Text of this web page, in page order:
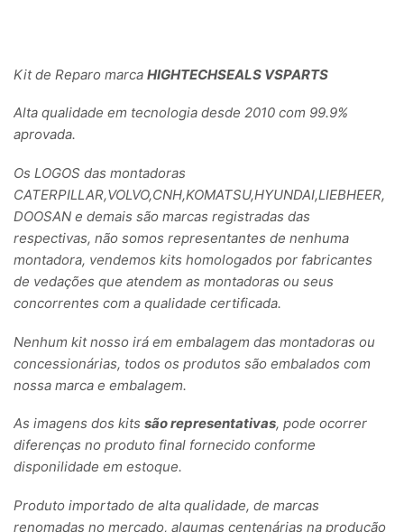
Kit de Reparo marca HIGHTECHSEALS VSPARTS
Alta qualidade em tecnologia desde 2010 com 99.9%
aprovada.
Os LOGOS das montadoras
CATERPILLAR,VOLVO,CNH,KOMATSU,HYUNDAI,LIEBHEER,
DOOSAN e demais são marcas registradas das
respectivas, não somos representantes de nenhuma
montadora, vendemos kits homologados por fabricantes
de vedações que atendem as montadoras ou seus
concorrentes com a qualidade certificada.
Nenhum kit nosso irá em embalagem das montadoras ou
concessionárias, todos os produtos são embalados com
nossa marca e embalagem.
As imagens dos kits são representativas, pode ocorrer
diferenças no produto final fornecido conforme
disponilidade em estoque.
Produto importado de alta qualidade, de marcas
renomadas no mercado, algumas centenárias na produção